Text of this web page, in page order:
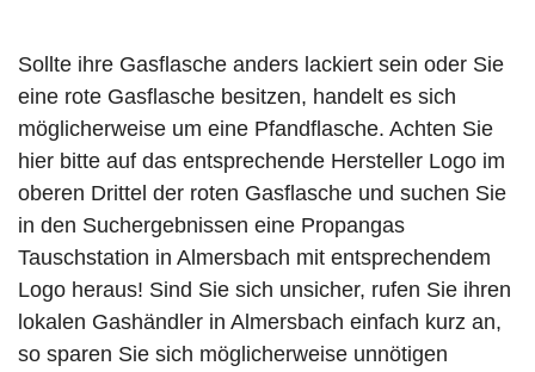
Sollte ihre Gasflasche anders lackiert sein oder Sie
eine rote Gasflasche besitzen, handelt es sich
möglicherweise um eine Pfandflasche. Achten Sie
hier bitte auf das entsprechende Hersteller Logo im
oberen Drittel der roten Gasflasche und suchen Sie
in den Suchergebnissen eine Propangas
Tauschstation in Almersbach mit entsprechendem
Logo heraus! Sind Sie sich unsicher, rufen Sie ihren
lokalen Gashändler in Almersbach einfach kurz an,
so sparen Sie sich möglicherweise unnötigen